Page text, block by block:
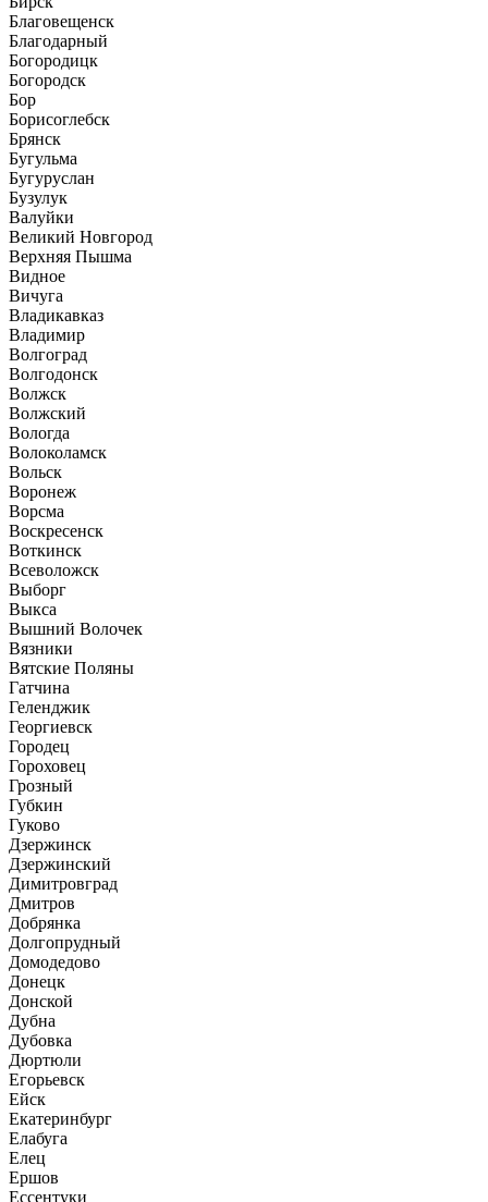
Благовещенск
Благодарный
Богородицк
Богородск
Бор
Борисоглебск
Брянск
Бугульма
Бугуруслан
Бузулук
Валуйки
Великий Новгород
Верхняя Пышма
Видное
Вичуга
Владикавказ
Владимир
Волгоград
Волгодонск
Волжск
Волжский
Вологда
Волоколамск
Вольск
Воронеж
Ворсма
Воскресенск
Воткинск
Всеволожск
Выборг
Выкса
Вышний Волочек
Вязники
Вятские Поляны
Гатчина
Геленджик
Георгиевск
Городец
Гороховец
Грозный
Губкин
Гуково
Дзержинск
Дзержинский
Димитровград
Дмитров
Добрянка
Долгопрудный
Домодедово
Донецк
Донской
Дубна
Дубовка
Дюртюли
Егорьевск
Ейск
Екатеринбург
Елабуга
Елец
Ершов
Ессентуки